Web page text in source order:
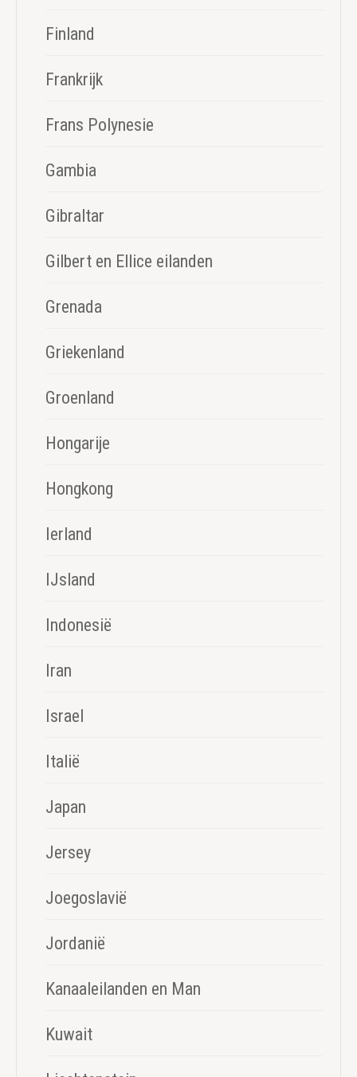
Finland
Frankrijk
Frans Polynesie
Gambia
Gibraltar
Gilbert en Ellice eilanden
Grenada
Griekenland
Groenland
Hongarije
Hongkong
Ierland
IJsland
Indonesië
Iran
Israel
Italië
Japan
Jersey
Joegoslavië
Jordanië
Kanaaleilanden en Man
Kuwait